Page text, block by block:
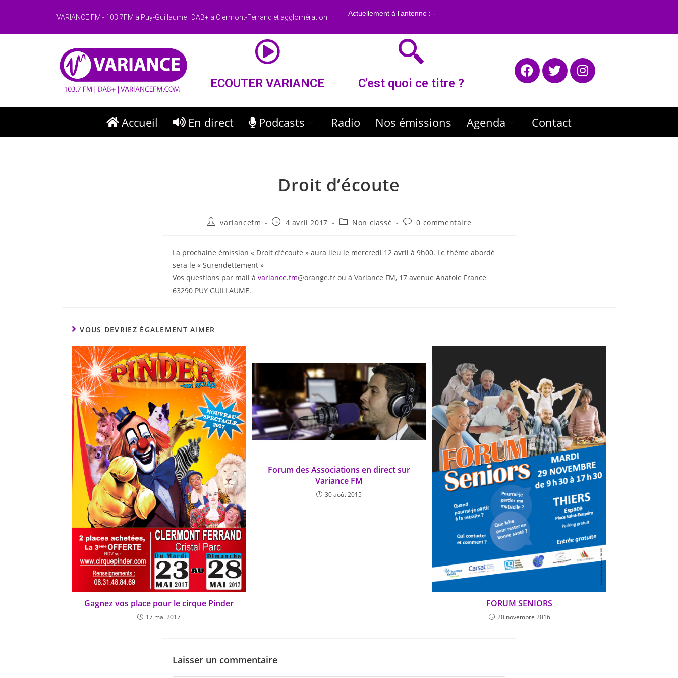
VARIANCE FM - 103.7FM à Puy-Guillaume | DAB+ à Clermont-Ferrand et agglomération
ECOUTER VARIANCE C'est quoi ce titre ?
Accueil En direct Podcasts Radio Nos émissions Agenda Contact
Droit d’écoute
variancefm 4 avril 2017 Non classé 0 commentaire
La prochaine émission « Droit d’écoute » aura lieu le mercredi 12 avril à 9h00. Le thème abordé
sera le « Surendettement »
Vos questions par mail à variance.fm@orange.fr ou à Variance FM, 17 avenue Anatole France
63290 PUY GUILLAUME.
VOUS DEVRIEZ ÉGALEMENT AIMER
Gagnez vos place pour le cirque Pinder
17 mai 2017
Forum des Associations en direct sur
Variance FM
30 août 2015
FORUM SENIORS
20 novembre 2016
Laisser un commentaire